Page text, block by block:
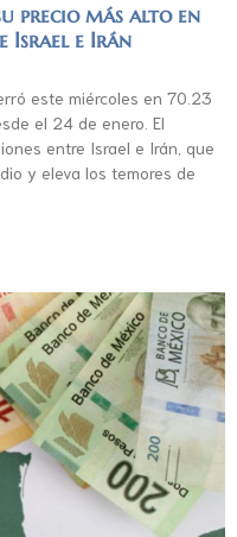
precio más alto en
Israel e Irán
este miércoles en 70.23
el 24 de enero. El
entre Israel e Irán, que
y eleva los temores de